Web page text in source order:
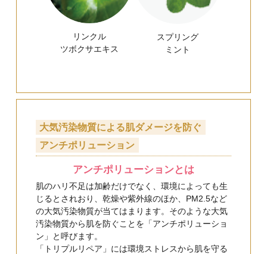
くすみ※
肌悩みに様々な方向か